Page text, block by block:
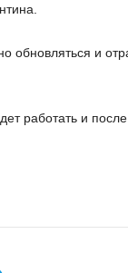
обновляться и
работать и